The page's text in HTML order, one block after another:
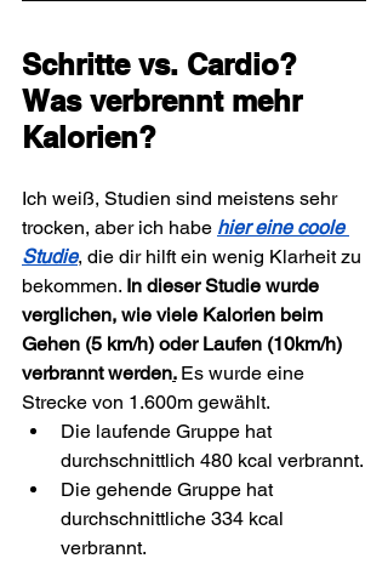
Schritte vs. Cardio?
Was verbrennt mehr
Kalorien?
Ich weiß, Studien sind meistens sehr
trocken, aber ich habe hier eine coole
Studie, die dir hilft ein wenig Klarheit zu
bekommen. In dieser Studie wurde
verglichen, wie viele Kalorien beim
Gehen (5 km/h) oder Laufen (10km/h)
verbrannt werden. Es wurde eine
Strecke von 1.600m gewählt.
Die laufende Gruppe hat
durchschnittlich 480 kcal verbrannt.
Die gehende Gruppe hat
durchschnittliche 334 kcal
verbrannt.